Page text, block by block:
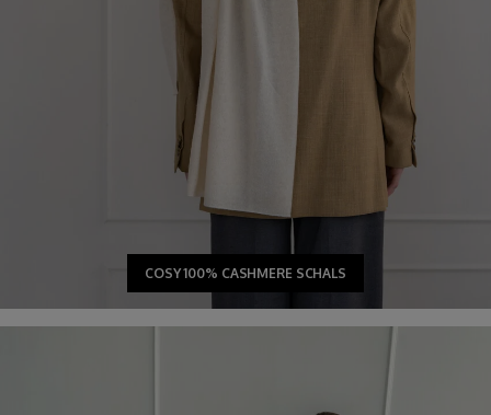
COSY 100% CASHMERE SCHALS